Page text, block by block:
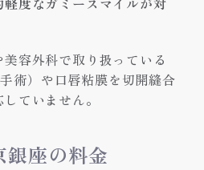
容外科で取り扱っている
術）や口唇粘膜を切開縫合
ていません。
座の料金